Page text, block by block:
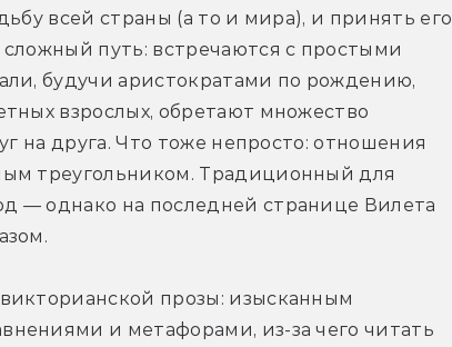
всей страны (а то и мира), и принять его
путь: встречаются с простыми
будучи аристократами по рождению,
взрослых, обретают множество
на друга. Что тоже непросто: отношения
треугольником. Традиционный для
— однако на последней странице Вилета
прозы: изысканным
и метафорами, из-за чего читать